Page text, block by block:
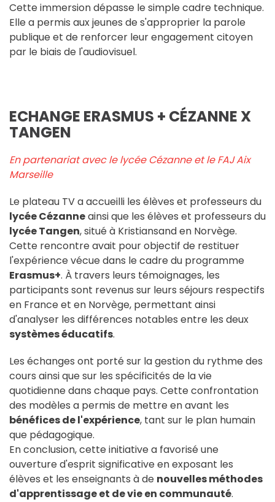
Cette immersion dépasse le simple cadre technique.
Elle a permis aux jeunes de s'approprier la parole
publique et de renforcer leur engagement citoyen
par le biais de l'audiovisuel.
ECHANGE ERASMUS + CÉZANNE X
TANGEN
En partenariat avec le lycée Cézanne et le FAJ Aix
Marseille
Le plateau TV a accueilli les élèves et professeurs du
lycée Cézanneainsi que les élèves et professeurs du
lycée Tangen, situé à Kristiansand en Norvège.
Cette rencontre avait pour objectif de restituer
l'expérience vécue dans le cadre du programme
Erasmus+. À travers leurs témoignages, les
participants sont revenus sur leurs séjours respectifs
en France et en Norvège, permettant ainsi
d'analyser les différences notables entre les deux
systèmes éducatifs.
Les échanges ont porté sur la gestion du rythme des
cours ainsi que sur les spécificités de la vie
quotidienne dans chaque pays. Cette confrontation
des modèles a permis de mettre en avant les
bénéfices de l'expérience, tant sur le plan humain
que pédagogique.
En conclusion, cette initiative a favorisé une
ouverture d'esprit significative en exposant les
élèves et les enseignants à de nouvelles méthodes
d'apprentissage et de vie en communauté.